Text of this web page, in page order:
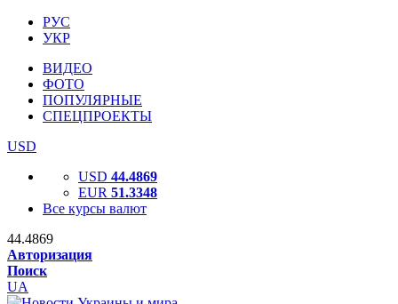
РУС
УКР
ВИДЕО
ФОТО
ПОПУЛЯРНЫЕ
СПЕЦПРОЕКТЫ
USD
USD 44.4869
EUR 51.3348
Все курсы валют
44.4869
Авторизация
Поиск
UA